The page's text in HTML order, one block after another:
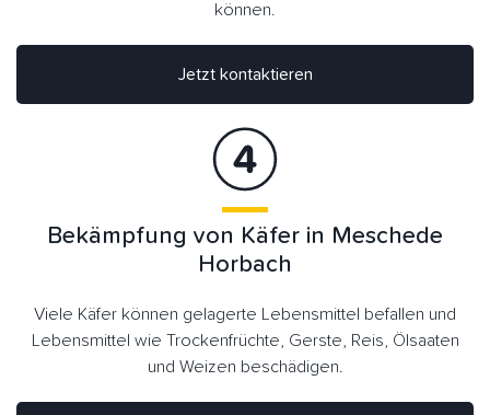
können.
Jetzt kontaktieren
Bekämpfung von Käfer in Meschede
Horbach
Viele Käfer können gelagerte Lebensmittel befallen und
Lebensmittel wie Trockenfrüchte, Gerste, Reis, Ölsaaten
und Weizen beschädigen.